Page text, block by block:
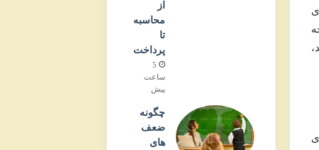
(۱۹۹۶) با بازی
از
محاسبه
تا
پرداخت
5
ساعت
پیش
چگونه
ضعف
های